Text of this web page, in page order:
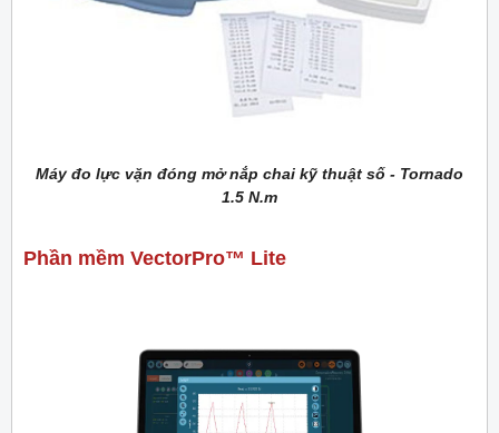
Máy đo lực vặn đóng mở nắp chai kỹ thuật số - Tornado
1.5 N.m
Phần mềm VectorPro™ Lite